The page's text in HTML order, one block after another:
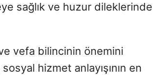
sağlık ve huzur dileklerinde
vefa bilincinin önemini
hizmet anlayışının en